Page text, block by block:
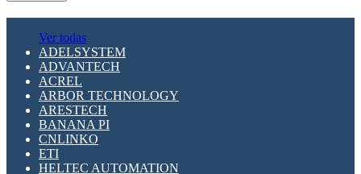
Ver todas
ADELSYSTEM
ADVANTECH
ACREL
ARBOR TECHNOLOGY
ARESTECH
BANANA PI
CNLINKO
ETI
HELTEC AUTOMATION